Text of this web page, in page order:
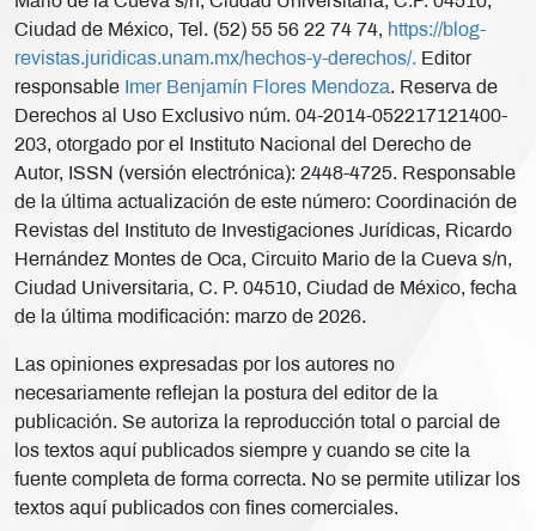
Ciudad de México, Tel. (52) 55 56 22 74 74, https://blog-
revistas.juridicas.unam.mx/hechos-y-derechos/. Editor
responsable Imer Benjamín Flores Mendoza. Reserva de
Derechos al Uso Exclusivo núm. 04-2014-052217121400-
203, otorgado por el Instituto Nacional del Derecho de
Autor, ISSN (versión electrónica): 2448-4725. Responsable
de la última actualización de este número: Coordinación de
Revistas del Instituto de Investigaciones Jurídicas, Ricardo
Hernández Montes de Oca, Circuito Mario de la Cueva s/n,
Ciudad Universitaria, C. P. 04510, Ciudad de México, fecha
de la última modificación: marzo de 2026.
Las opiniones expresadas por los autores no
necesariamente reflejan la postura del editor de la
publicación. Se autoriza la reproducción total o parcial de
los textos aquí publicados siempre y cuando se cite la
fuente completa de forma correcta. No se permite utilizar los
textos aquí publicados con fines comerciales.